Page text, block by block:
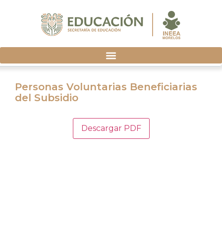
Personas Voluntarias Beneficiarias
del Subsidio
Descargar PDF